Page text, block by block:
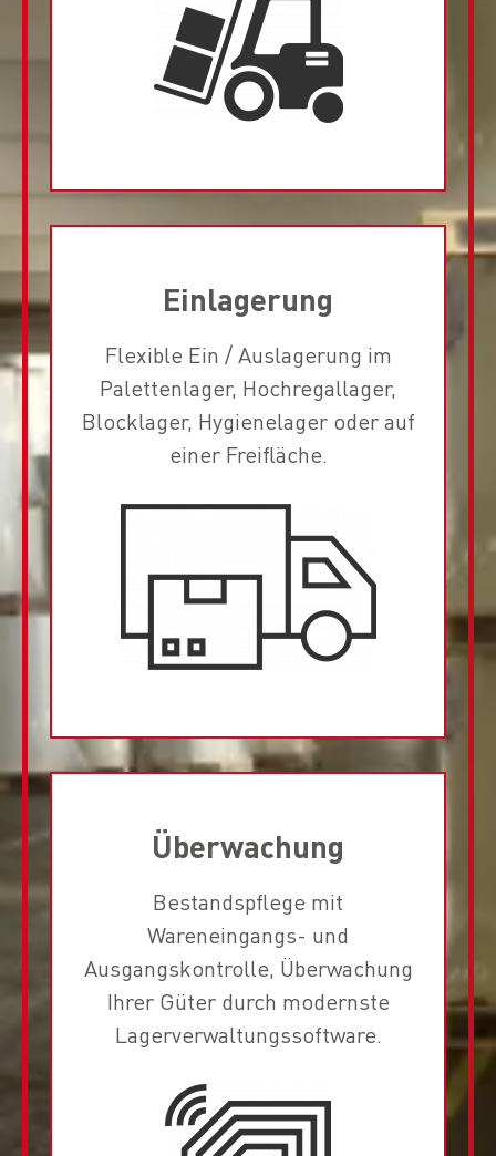
Einlagerung​
Flexible Ein / Auslagerung im
Palettenlager, Hochregallager,
Blocklager, Hygienelager oder auf
einer Freifläche.
Überwachung
Bestandspflege mit
Wareneingangs- und
Ausgangskontrolle, Überwachung
Ihrer Güter durch modernste
Lagerverwaltungssoftware.